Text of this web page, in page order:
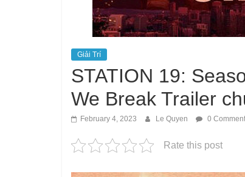
Giải Trí
STATION 19:
We Break Trailer
February 4, 2023 Le Quyen 0
Rate this post